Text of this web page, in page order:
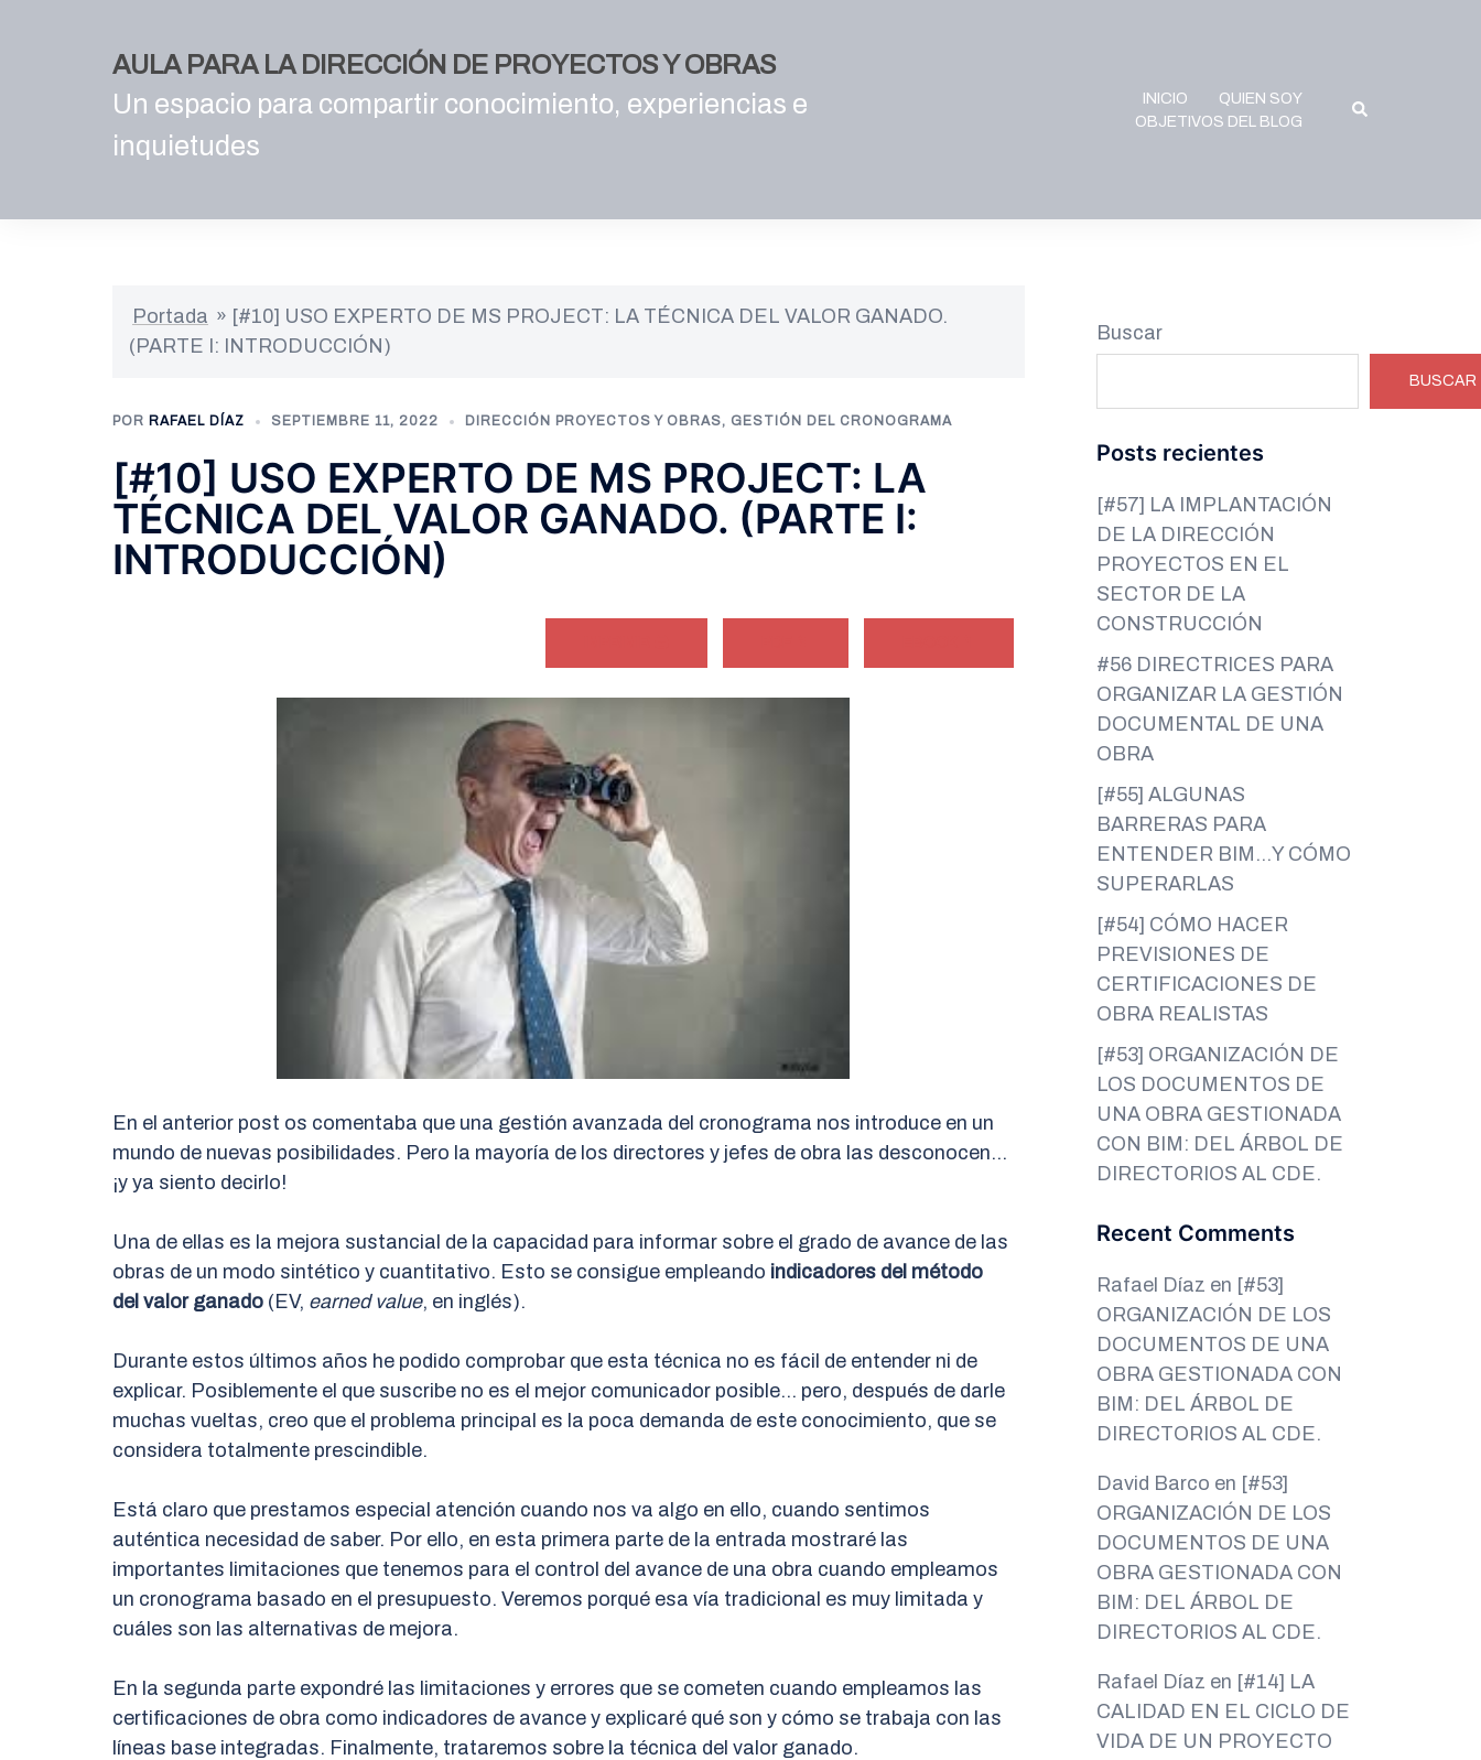
AULA PARA LA DIRECCIÓN DE PROYECTOS Y OBRAS
Un espacio para compartir conocimiento, experiencias e
inquietudes
INICIO
QUIEN SOY
OBJETIVOS DEL BLOG
Buscar
Portada » [#10] USO EXPERTO DE MS PROJECT: LA TÉCNICA DEL VALOR GANADO.
(PARTE I: INTRODUCCIÓN)
POR RAFAEL DÍAZ SEPTIEMBRE 11, 2022 DIRECCIÓN PROYECTOS Y OBRAS, GESTIÓN DEL CRONOGRAMA
[#10] USO EXPERTO DE MS PROJECT: LA
TÉCNICA DEL VALOR GANADO. (PARTE I:
INTRODUCCIÓN)
En el anterior post os comentaba que una gestión avanzada del cronograma nos introduce en un
mundo de nuevas posibilidades. Pero la mayoría de los directores y jefes de obra las desconocen…
¡y ya siento decirlo!
Una de ellas es la mejora sustancial de la capacidad para informar sobre el grado de avance de las
obras de un modo sintético y cuantitativo. Esto se consigue empleando indicadores del método
del valor ganado (EV, earned value, en inglés).
Durante estos últimos años he podido comprobar que esta técnica no es fácil de entender ni de
explicar. Posiblemente el que suscribe no es el mejor comunicador posible… pero, después de darle
muchas vueltas, creo que el problema principal es la poca demanda de este conocimiento, que se
considera totalmente prescindible.
Está claro que prestamos especial atención cuando nos va algo en ello, cuando sentimos
auténtica necesidad de saber. Por ello, en esta primera parte de la entrada mostraré las
importantes limitaciones que tenemos para el control del avance de una obra cuando empleamos
un cronograma basado en el presupuesto. Veremos porqué esa vía tradicional es muy limitada y
cuáles son las alternativas de mejora.
En la segunda parte expondré las limitaciones y errores que se cometen cuando empleamos las
certificaciones de obra como indicadores de avance y explicaré qué son y cómo se trabaja con las
líneas base integradas. Finalmente, trataremos sobre la técnica del valor ganado.
Buscar
BUSCAR
Posts recientes
[#57] LA IMPLANTACIÓN
DE LA DIRECCIÓN
PROYECTOS EN EL
SECTOR DE LA
CONSTRUCCIÓN
#56 DIRECTRICES PARA
ORGANIZAR LA GESTIÓN
DOCUMENTAL DE UNA
OBRA
[#55] ALGUNAS
BARRERAS PARA
ENTENDER BIM…Y CÓMO
SUPERARLAS
[#54] CÓMO HACER
PREVISIONES DE
CERTIFICACIONES DE
OBRA REALISTAS
[#53] ORGANIZACIÓN DE
LOS DOCUMENTOS DE
UNA OBRA GESTIONADA
CON BIM: DEL ÁRBOL DE
DIRECTORIOS AL CDE.
Recent Comments
Rafael Díaz en [#53]
ORGANIZACIÓN DE LOS
DOCUMENTOS DE UNA
OBRA GESTIONADA CON
BIM: DEL ÁRBOL DE
DIRECTORIOS AL CDE.
David Barco en [#53]
ORGANIZACIÓN DE LOS
DOCUMENTOS DE UNA
OBRA GESTIONADA CON
BIM: DEL ÁRBOL DE
DIRECTORIOS AL CDE.
Rafael Díaz en [#14] LA
CALIDAD EN EL CICLO DE
VIDA DE UN PROYECTO